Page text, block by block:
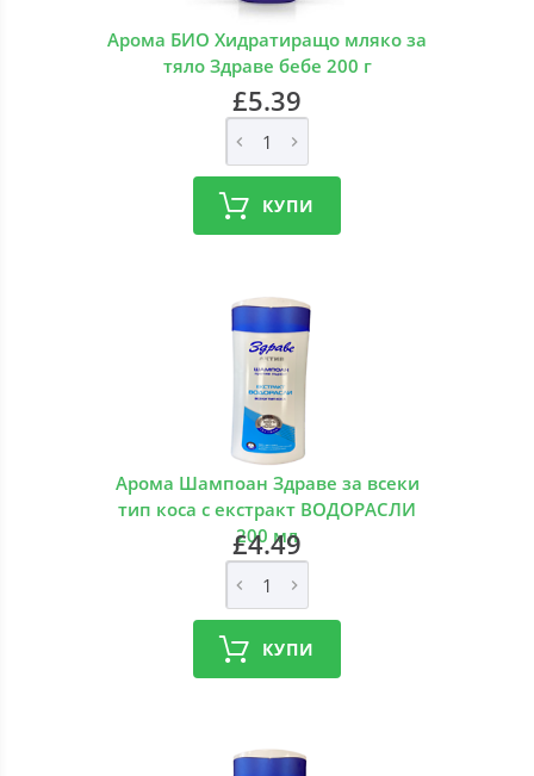
Арома БИО Хидратиращо мляко за
тяло Здраве бебе 200 г
£5.39
КУПИ
Арома Шампоан Здраве за всеки
тип коса с екстракт ВОДОРАСЛИ
200 мл
£4.49
КУПИ